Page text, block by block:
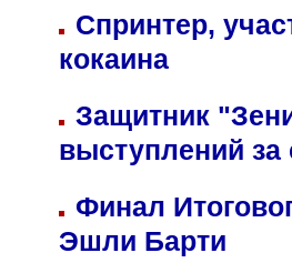
Спринтер,
кокаина
Защитник
выступлений
Финал
Эшли Барти